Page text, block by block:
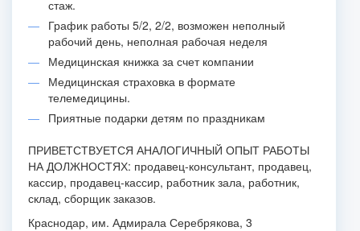
стаж.
График работы 5/2, 2/2, возможен неполный
рабочий день, неполная рабочая неделя
Медицинская книжка за счет компании
Медицинская страховка в формате
телемедицины.
Приятные подарки детям по праздникам
ПРИВЕТСТВУЕТСЯ АНАЛОГИЧНЫЙ ОПЫТ РАБОТЫ
НА ДОЛЖНОСТЯХ: продавец-консультант, продавец,
кассир, продавец-кассир, работник зала, работник,
склад, сборщик заказов.
Краснодар, им. Адмирала Серебрякова, 3